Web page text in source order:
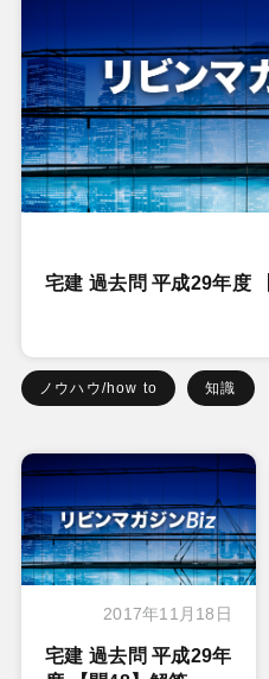
宅建 過去問 平成29年度
ノウハウ/how to 知識
2017年11月18日
宅建 過去問 平成29年